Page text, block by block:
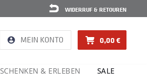
WIDERRUF & RETOUREN
MEIN KONTO 0,00 €
SCHENKEN & ERLEBEN SALE